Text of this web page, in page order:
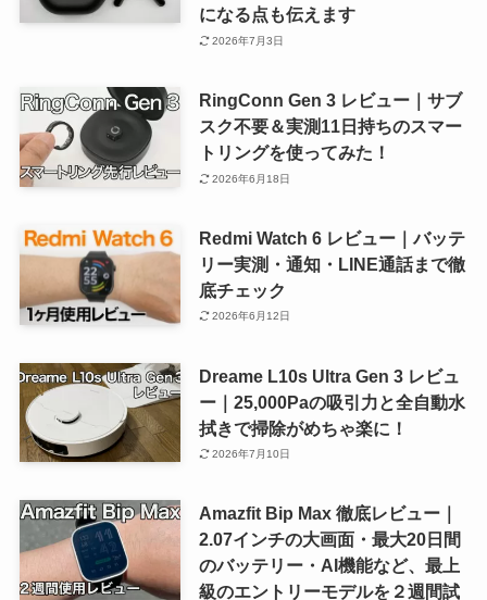
になる点も伝えます
2026年7月3日
RingConn Gen 3 レビュー｜サブ
スク不要＆実測11日持ちのスマー
トリングを使ってみた！
2026年6月18日
Redmi Watch 6 レビュー｜バッテ
リー実測・通知・LINE通話まで徹
底チェック
2026年6月12日
Dreame L10s Ultra Gen 3 レビュ
ー｜25,000Paの吸引力と全自動水
拭きで掃除がめちゃ楽に！
2026年7月10日
Amazfit Bip Max 徹底レビュー｜
2.07インチの大画面・最大20日間
のバッテリー・AI機能など、最上
級のエントリーモデルを２週間試